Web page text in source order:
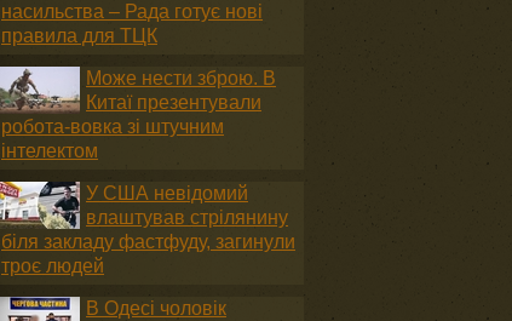
насильства – Рада готує нові
правила для ТЦК
Може нести зброю. В
Китаї презентували
робота-вовка зі штучним
інтелектом
У США невідомий
влаштував стрілянину
біля закладу фастфуду, загинули
троє людей
В Одесі чоловік